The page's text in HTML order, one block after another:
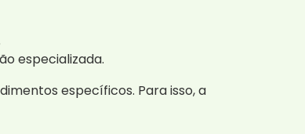
especializada.
específicos. Para isso, a